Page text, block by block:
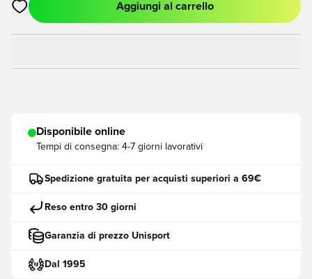
Apre una finestra modale per accedere o registrarsi come
Aggiungi al carrello
Disponibile online
Tempi di consegna: 4-7 giorni lavorativi
Spedizione gratuita per acquisti superiori a 69€
Reso entro 30 giorni
Garanzia di prezzo Unisport
Dal 1995